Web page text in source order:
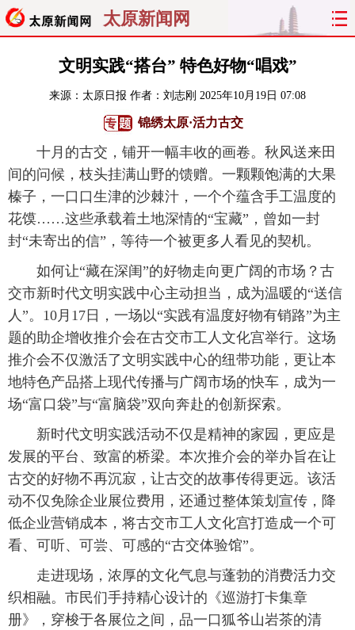
太原新闻网
聚焦 太原
经济 关注 文明 出行
旅游 理财 政务 教育
看天下 晋月读 最太原 网罗民生
文明实践“搭台” 特色好物“唱戏”
来源： 太原日报 作者：刘志刚 2025年10月19日 07:08
锦绣太原·活力古交
十月的古交，铺开一幅丰收的画卷。秋风送来田
间的问候，枝头挂满山野的馈赠。一颗颗饱满的大果
榛子，一口口生津的沙棘汁，一个个蕴含手工温度的
花馍……这些承载着土地深情的“宝藏”，曾如一封
封“未寄出的信”，等待一个被更多人看见的契机。
如何让“藏在深闺”的好物走向更广阔的市场？古
交市新时代文明实践中心主动担当，成为温暖的“送信
人”。10月17日，一场以“实践有温度好物有销路”为主
题的助企增收推介会在古交市工人文化宫举行。这场
推介会不仅激活了文明实践中心的纽带功能，更让本
地特色产品搭上现代传播与广阔市场的快车，成为一
场“富口袋”与“富脑袋”双向奔赴的创新探索。
新时代文明实践活动不仅是精神的家园，更应是
发展的平台、致富的桥梁。本次推介会的举办旨在让
古交的好物不再沉寂，让古交的故事传得更远。该活
动不仅免除企业展位费用，还通过整体策划宣传，降
低企业营销成本，将古交市工人文化宫打造成一个可
看、可听、可尝、可感的“古交体验馆”。
走进现场，浓厚的文化气息与蓬勃的消费活力交
织相融。市民们手持精心设计的《巡游打卡集章
册》，穿梭于各展位之间，品一口狐爷山岩茶的清